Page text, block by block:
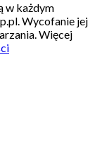
w każdym
Wycofanie jej
Więcej